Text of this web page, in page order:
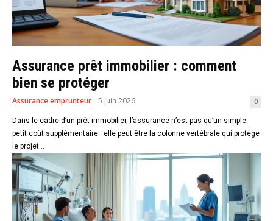
Assurance prêt immobilier : comment
bien se protéger
Assurance emprunteur 5 juin 2026 0
Dans le cadre d’un prêt immobilier, l’assurance n’est pas qu’un simple
petit coût supplémentaire : elle peut être la colonne vertébrale qui protège
le projet...